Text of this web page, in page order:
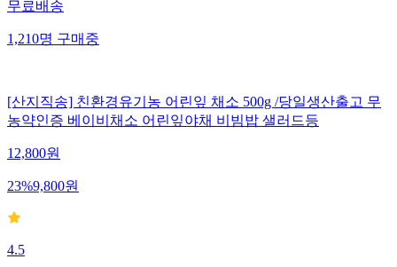
무료배송
1,210명구매중
[산지직송] 친환경유기농 어린잎 채소 500g /당일생산출고 무
농약인증 베이비채소 어린잎야채 비빔밥 샐러드등
12,800원
23%9,800원
4.5